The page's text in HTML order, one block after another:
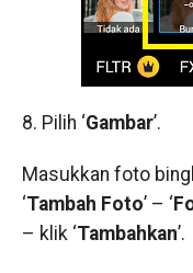
8. Pilih ‘Gambar’.
Masukkan foto
‘Tambah Foto’ – ‘
– klik ‘Tambahkan’.